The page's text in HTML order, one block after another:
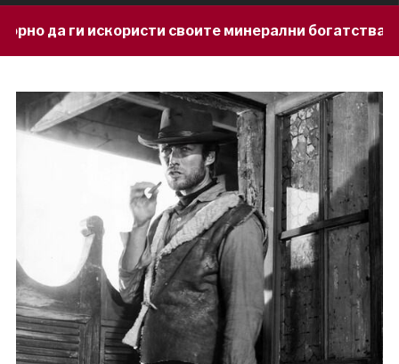
своите минерални богатства 3 hours ago